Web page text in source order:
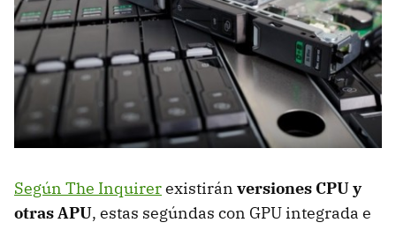
Según The Inquirerexistirán versiones CPU y
otras APU, estas segúndas con GPU integrada e